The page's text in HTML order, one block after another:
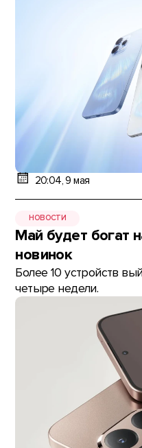
20:04, 9 мая
НОВОСТИ
Май будет богат
новинок
Более 10 устройств
четыре недели.